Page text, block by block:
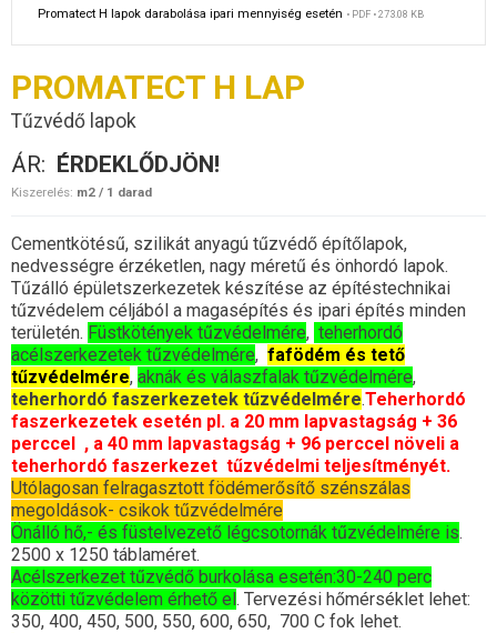
Promatect H lapok darabolása ipari mennyiség esetén • PDF • 273.08 KB
PROMATECT H LAP
Tűzvédő lapok
ÁR: ÉRDEKLŐDJÖN!
Kiszerelés: m2 / 1 darad
Cementkötésű, szilikát anyagú tűzvédő építőlapok,
nedvességre érzéketlen, nagy méretű és önhordó lapok.
Tűzálló épületszerkezetek készítése az építéstechnikai
tűzvédelem céljából a magasépítés és ipari építés minden
területén. Füstkötények tűzvédelmére, teherhordó
acélszerkezetek tűzvédelmére, fafödém és tető
tűzvédelmére, aknák és válaszfalak tűzvédelmére,
teherhordó faszerkezetek tűzvédelmére.Teherhordó
faszerkezetek esetén pl. a 20 mm lapvastagság + 36
perccel , a 40 mm lapvastagság + 96 perccel növeli a
teherhordó faszerkezet tűzvédelmi teljesítményét.
Utólagosan felragasztott födémerősítő szénszálas
megoldások- csikok tűzvédelmére
Önálló hő,- és füstelvezető légcsotornák tűzvédelmére is.
2500 x 1250 táblaméret.
Acélszerkezet tűzvédő burkolása esetén:30-240 perc
közötti tűzvédelem érhető el. Tervezési hőmérséklet lehet:
350, 400, 450, 500, 550, 600, 650, 700 C fok lehet.